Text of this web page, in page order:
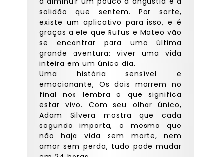
solidão que sentem. Por sorte,
existe um aplicativo para isso, e é
graças a ele que Rufus e Mateo vão
se encontrar para uma última
grande aventura: viver uma vida
inteira em um único dia.
Uma história sensível e
emocionante, Os dois morrem no
final nos lembra o que significa
estar vivo. Com seu olhar único,
Adam Silvera mostra que cada
segundo importa, e mesmo que
não haja vida sem morte, nem
amor sem perda, tudo pode mudar